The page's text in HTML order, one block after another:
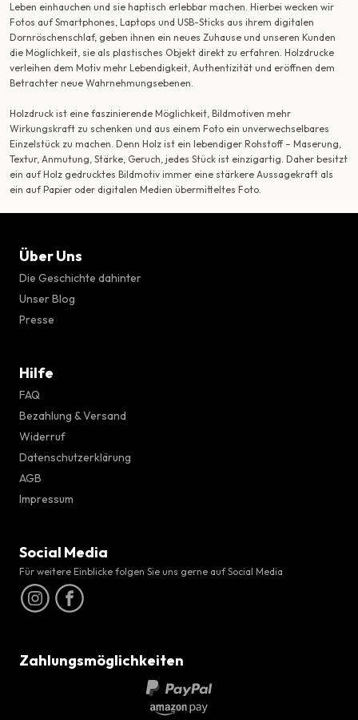
Leben einhauchen und sie haptisch erlebbar machen. Hierbei wecken wir
Fotos auf Smartphones, Laptops und USB-Sticks aus ihrem digitalen
Dornröschenschlaf, geben ihnen ein neues Zuhause und unseren Kunden
die Möglichkeit, sie als plastisches Objekt direkt zu erfahren. Holzdrucke
verleihen dem Motiv mehr Lebendigkeit, Authentizität und eröffnen dem
Betrachter neue Wahrnehmungsebenen.
Holzdruck ist eine faszinierende Möglichkeit, Bildmotiven mehr
Wirkungskraft zu schenken und aus einem Foto ein unverwechselbares
Einzelstück zu machen. Denn Holz ist ein lebendiger Rohstoff – Maserung,
Textur, Anmutung, Stärke, Geruch, jedes Stück ist einzigartig. Daher besitzt
ein auf Holz gedrucktes Bildmotiv immer eine stärkere Aussagekraft als
ein auf Papier oder digitalen Medien übermitteltes Foto.
Über Uns
Die Geschichte dahinter
Unser Blog
Presse
Hilfe
FAQ
Bezahlung & Versand
Widerruf
Datenschutzerklärung
AGB
Impressum
Social Media
Für weitere Einblicke folgen Sie uns gerne auf Social Media
Zahlungsmöglichkeiten